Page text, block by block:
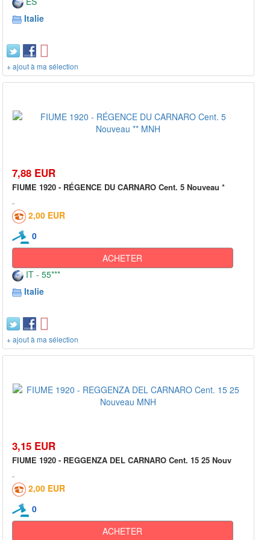
Italie
+ ajout à ma sélection
7,88 EUR
FIUME 1920 - RÉGENCE DU CARNARO Cent. 5 Nouveau *
2,00 EUR
0
ACHETER
IT - 55***
Italie
+ ajout à ma sélection
3,15 EUR
FIUME 1920 - REGGENZA DEL CARNARO Cent. 15 25 Nouv
2,00 EUR
0
ACHETER